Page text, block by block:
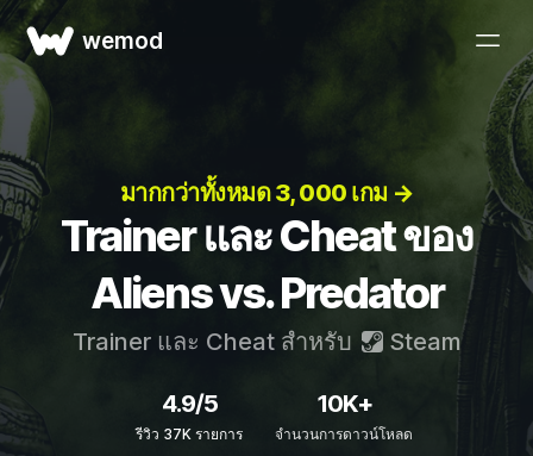
wemod
มากกว่าทั้งหมด 3, 000 เกม →
Trainer และ Cheat ของ
Aliens vs. Predator
Trainer และ Cheat สำหรับ Steam
4.9/5
รีวิว 37K รายการ
10K+
จำนวนการดาวน์โหลด